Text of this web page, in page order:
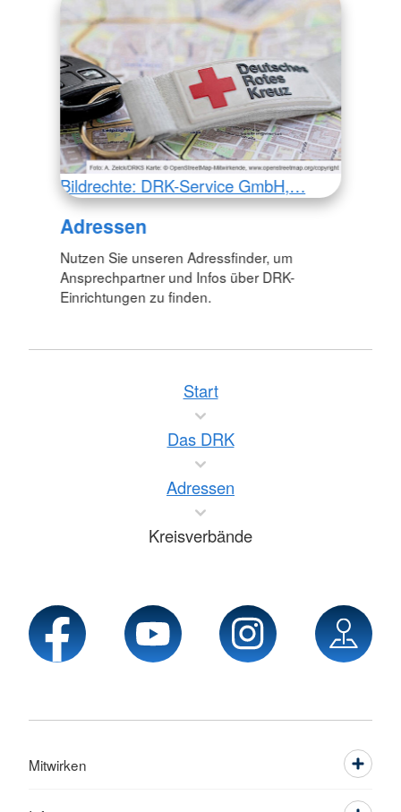
Bildrechte: DRK-Service GmbH,…
Adressen
Nutzen Sie unseren Adressfinder, um
Ansprechpartner und Infos über DRK-
Einrichtungen zu finden.
Start
Das DRK
Adressen
Kreisverbände
Mitwirken